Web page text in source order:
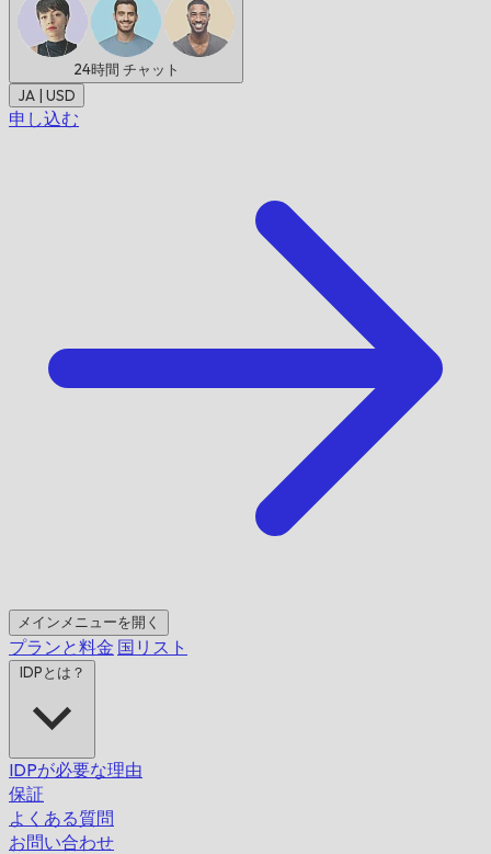
24時間 チャット
JA | USD
申し込む
メインメニューを開く
プランと料金 国リスト
IDPとは？
IDPが必要な理由
保証
よくある質問
お問い合わせ